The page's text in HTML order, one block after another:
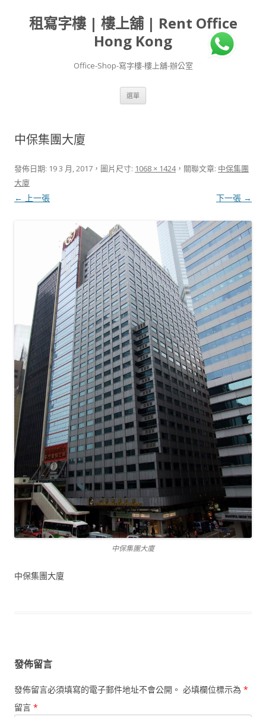
租寫字樓 | 樓上舖 | Rent Office
Hong Kong
Office-Shop-寫字樓-樓上舖-辦公室
選單
中保集團大廈
發佈日期: 19 3 月, 2017 ，圖片尺寸: 1068 × 1424，關聯文章: 中保集團
大廈
← 上一張 下一張 →
中保集團大廈
中保集團大廈
發佈留言
發佈留言必須填寫的電子郵件地址不會公開。 必填欄位標示為 *
留言 *